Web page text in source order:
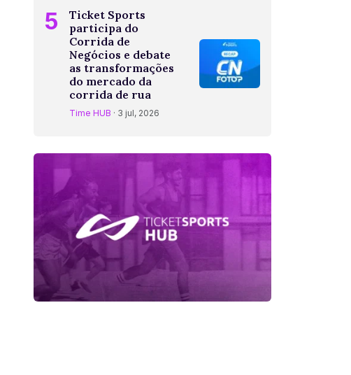
5
Ticket Sports
participa do
Corrida de
Negócios e debate
as transformações
do mercado da
corrida de rua
Time HUB · 3 jul, 2026